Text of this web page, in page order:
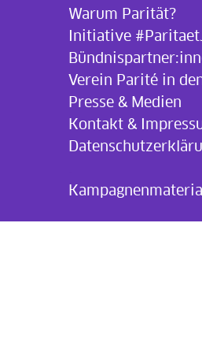
Warum Parität?
Initiative
Verein Parité in
Presse & Medien
Kontakt &